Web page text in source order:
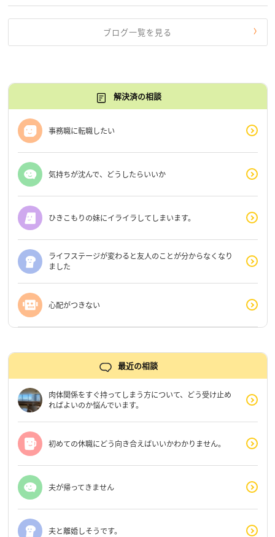
ブログ一覧を見る
解決済の相談
事務職に転職したい
気持ちが沈んで、どうしたらいいか
ひきこもりの妹にイライラしてしまいます。
ライフステージが変わると友人のことが分からなくなり
ました
心配がつきない
最近の相談
肉体関係をすぐ持ってしまう方について、どう受け止め
ればよいのか悩んでいます。
初めての休職にどう向き合えばいいかわかりません。
夫が帰ってきません
夫と離婚しそうです。